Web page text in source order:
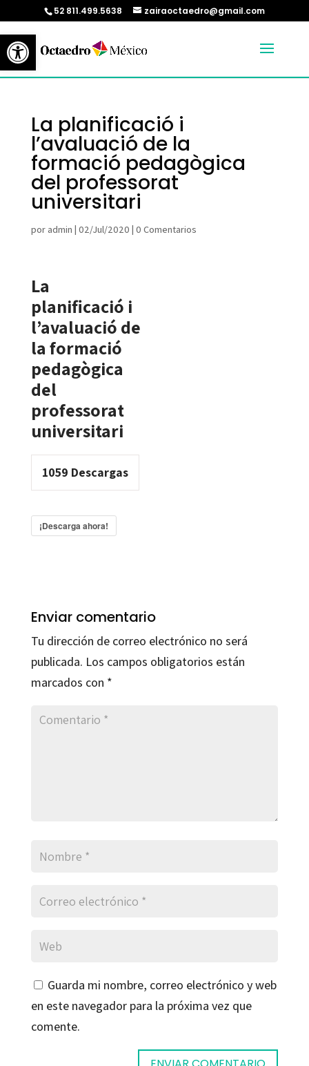
Abrir barra de herramientas
52 811.499.5638 zairaoctaedro@gmail.com
La planificació i
l’avaluació de la
formació pedagògica
del professorat
universitari
por admin | 02/Jul/2020 | 0 Comentarios
La
planificació i
l’avaluació de
la formació
pedagògica
del
professorat
universitari
1059 Descargas
¡Descarga ahora!
Enviar comentario
Tu dirección de correo electrónico no será
publicada. Los campos obligatorios están
marcados con *
Guarda mi nombre, correo electrónico y web
en este navegador para la próxima vez que
comente.